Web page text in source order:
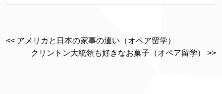
<< アメリカと日本の家事の違い（オペア留学）
クリントン大統領も好きなお菓子（オペア留学） >>